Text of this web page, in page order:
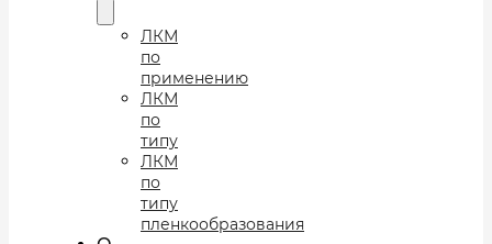
ЛКМ
по
применению
ЛКМ
по
типу
ЛКМ
по
типу
пленкообразования